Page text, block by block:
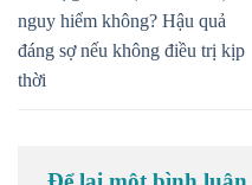
nguy hiểm không? Hậu quả
đáng sợ nếu không điều trị kịp
thời